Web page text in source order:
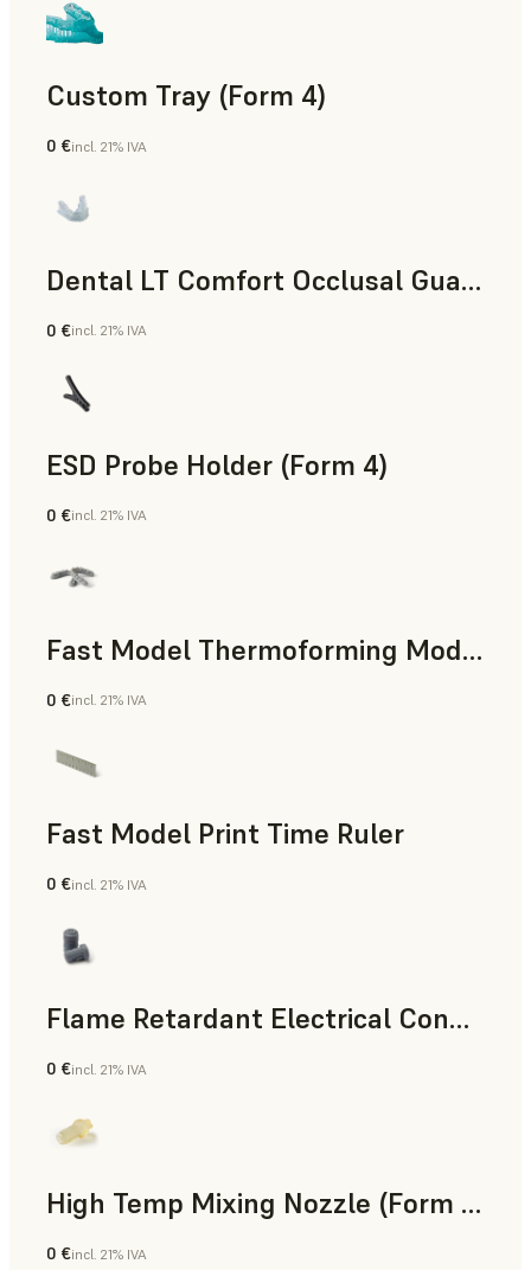
Custom Tray (Form 4)
Odontología
0 €incl. 21% IVA
Dental LT Comfort Occlusal Guard (Form 4)
Odontología
0 €incl. 21% IVA
ESD Probe Holder (Form 4)
Ingeniería
0 €incl. 21% IVA
Fast Model Thermoforming Model
Odontología
0 €incl. 21% IVA
Fast Model Print Time Ruler
Estándar
0 €incl. 21% IVA
Flame Retardant Electrical Connector (Form 4)
Ingeniería
0 €incl. 21% IVA
High Temp Mixing Nozzle (Form 4)
Ingeniería
0 €incl. 21% IVA